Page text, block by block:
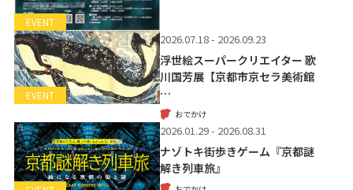
EVENT
EVENT
2026.07.18 - 2026.09.23
浮世絵スーパークリエイター 歌
川国芳展【京都市京セラ美術館
…
おでかけ
2026.01.29 - 2026.08.31
ナゾトキ街歩きゲーム『京都謎
解き列車旅』